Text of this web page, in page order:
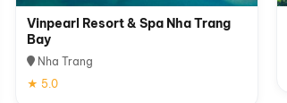
Vinpearl Resort & Spa Nha Trang
Bay
Nha Trang
★ 5.0